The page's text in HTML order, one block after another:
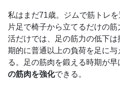
私はまだ71歳。ジムで筋トレを
片足で椅子から立てるだけの
活だけでは、足の筋力の低下
期的に普通以上の負荷を足に
る。足の筋肉を鍛える時期が
の筋肉を強化できる。